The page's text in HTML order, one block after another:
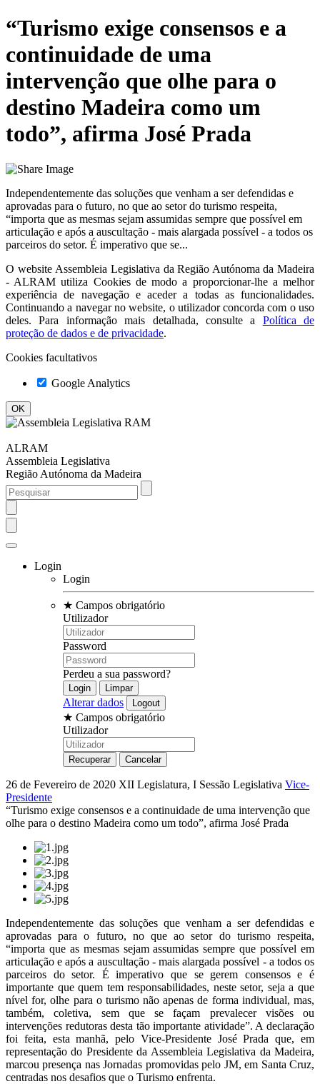
“Turismo exige consensos e a
continuidade de uma
intervenção que olhe para o
destino Madeira como um
todo”, afirma José Prada
Independentemente das soluções que venham a ser defendidas e
aprovadas para o futuro, no que ao setor do turismo respeita,
“importa que as mesmas sejam assumidas sempre que possível em
articulação e após a auscultação - mais alargada possível - a todos os
parceiros do setor. É imperativo que se...
O website Assembleia Legislativa da Região Autónoma da Madeira
- ALRAM utiliza Cookies de modo a proporcionar-lhe a melhor
experiência de navegação e aceder a todas as funcionalidades.
Continuando a navegar no website, o utilizador concorda com o uso
deles. Para informação mais detalhada, consulte a
Política de
proteção de dados e de privacidade.
Cookies facultativos
Google Analytics
ALRAM
Assembleia Legislativa
Região Autónoma da Madeira
Login
Login
★ Campos obrigatório
Utilizador
Password
Perdeu a sua password?
Alterar dados
★ Campos obrigatório
Utilizador
26 de Fevereiro de 2020 XII Legislatura, I Sessão Legislativa Vice-
Presidente
“Turismo exige consensos e a continuidade de uma intervenção que
olhe para o destino Madeira como um todo”, afirma José Prada
Independentemente das soluções que venham a ser defendidas e
aprovadas para o futuro, no que ao setor do turismo respeita,
“importa que as mesmas sejam assumidas sempre que possível em
articulação e após a auscultação - mais alargada possível - a todos os
parceiros do setor. É imperativo que se gerem consensos e é
importante que quem tem responsabilidades, neste setor, seja a que
nível for, olhe para o turismo não apenas de forma individual, mas,
também, coletiva, sem que se façam prevalecer visões ou
intervenções redutoras desta tão importante atividade”. A declaração
foi feita, esta manhã, pelo Vice-Presidente José Prada que, em
representação do Presidente da Assembleia Legislativa da Madeira,
marcou presença nas Jornadas promovidas pelo JM, em Santa Cruz,
centradas nos desafios que o Turismo enfrenta.